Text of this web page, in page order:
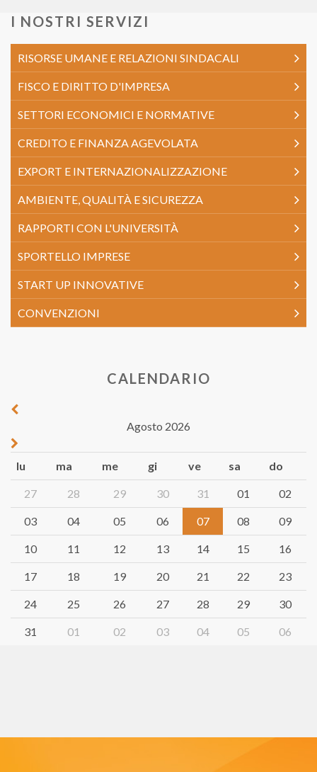
I NOSTRI SERVIZI
RISORSE UMANE E RELAZIONI SINDACALI
FISCO E DIRITTO D'IMPRESA
SETTORI ECONOMICI E NORMATIVE
CREDITO E FINANZA AGEVOLATA
EXPORT E INTERNAZIONALIZZAZIONE
AMBIENTE, QUALITÀ E SICUREZZA
RAPPORTI CON L'UNIVERSITÀ
SPORTELLO IMPRESE
START UP INNOVATIVE
CONVENZIONI
CALENDARIO
Agosto 2026
lu ma me gi ve sa do
27 28 29 30 31 01 02
03 04 05 06 07 08 09
10 11 12 13 14 15 16
17 18 19 20 21 22 23
24 25 26 27 28 29 30
31 01 02 03 04 05 06